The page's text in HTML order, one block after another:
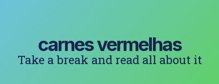
carnes vermelhas
Take a break and read all about it